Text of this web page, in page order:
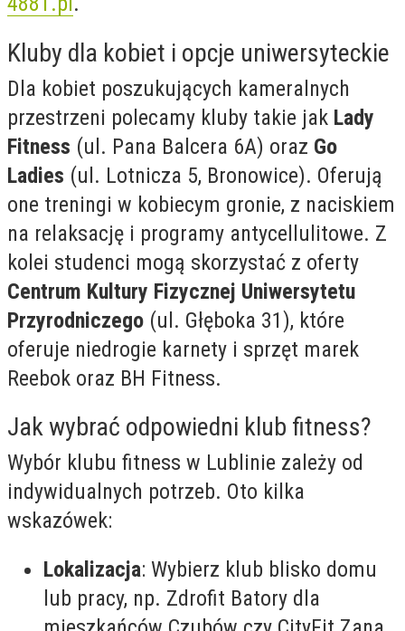
Kluby dla kobiet i opcje uniwersyteckie
Dla kobiet poszukujących kameralnych
przestrzeni polecamy kluby takie jak Lady
Fitness (ul. Pana Balcera 6A) oraz Go
Ladies (ul. Lotnicza 5, Bronowice). Oferują
one treningi w kobiecym gronie, z naciskiem
na relaksację i programy antycellulitowe. Z
kolei studenci mogą skorzystać z oferty
Centrum Kultury Fizycznej Uniwersytetu
Przyrodniczego (ul. Głęboka 31), które
oferuje niedrogie karnety i sprzęt marek
Reebok oraz BH Fitness.
Jak wybrać odpowiedni klub fitness?
Wybór klubu fitness w Lublinie zależy od
indywidualnych potrzeb. Oto kilka
wskazówek:
Lokalizacja: Wybierz klub blisko domu
lub pracy, np. Zdrofit Batory dla